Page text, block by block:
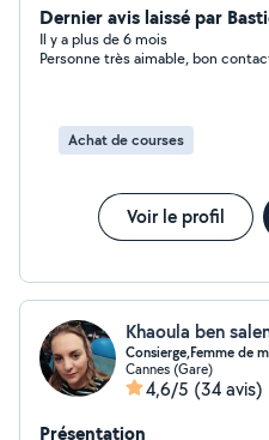
Dernier avis laissé par
Il y a plus de 6 mois
Personne très aimable, bon
Achat de courses
Voir le profil
Khaoula ben
Consierge,Femme de
Cannes (Gare)
4,6/5 (34 avis)
Présentation